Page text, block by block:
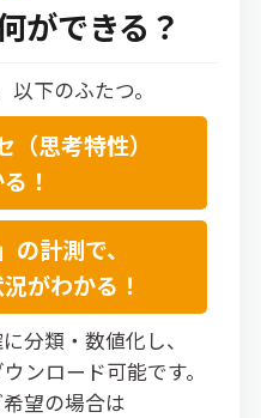
ができる？
下のふたつ。
思考特性）
！
の計測で、
がわかる！
分類・数値化し、
ンロード可能です。
望の場合は